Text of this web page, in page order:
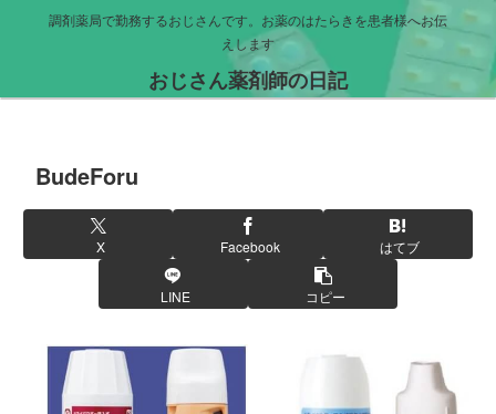
調剤薬局で勤務するおじさんです。お薬のはたらきを患者様へお伝
えします
おじさん薬剤師の日記
BudeForu
X Facebook はてブ
LINE コピー